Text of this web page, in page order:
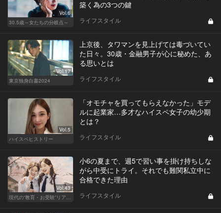
Vol.6
30.5歳～女たちの分岐点～
築く為の3つの鍵
ライフスタイル
Vol.17
東京独身白書2024
上京後、タワマンを見上げては毒づいてい
た日々。30歳・金融男子が心に秘めた、あ
る思いとは
ライフスタイル
Vol.5
ハイスペヒストリー
「オモチャを買ってもらえなかった」モデ
ルに起業家…多才なハイスペ女子の幼少期
とは？
ライフスタイル
Vol.43
小6の夏まで、週5で習い事を掛け持ちしな
がら中受にトライ。それでも難関私立中に
合格できた理由
ライフスタイル